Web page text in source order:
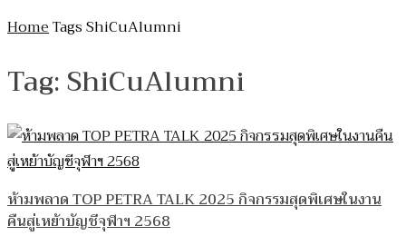
HomeTagsShiCuAlumni
Tag: ShiCuAlumni
ห้ามพลาด TOP PETRA TALK 2025 กิจกรรมสุดพิเศษในงาน
คืนสู่เหย้าบัญชีจุฬาฯ 2568